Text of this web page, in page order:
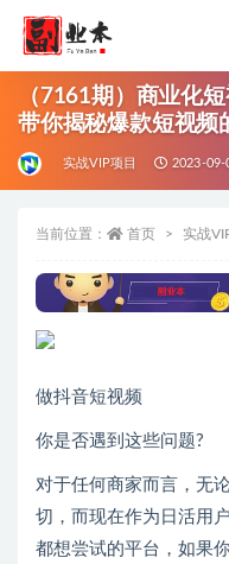
（7161期）商业化
带你揭秘爆款短视频
实战VIP项目 2023-09-
当前位置： 首页 实战
做抖音短视频
你是否遇到这些问题?
对于任何商家而言，无
切，而现在作为日活用
都想尝试的平台，如果